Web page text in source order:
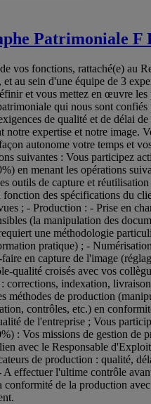
Patrimoniale F
vos fonctions, rattaché(e) au
au sein d'une équipe de 3
et vous mettez en œuvre les
qui nous sont confiés
de qualité et de délai de
notre expertise et notre image.
autonome votre temps et
suivantes : Vous participez
en menant les opérations
outils de capture et
fonction des spécifications du
; - Production : - Prise en
(la manipulation des
une méthodologie
pratique) ; -
en capture de l'image
qualité croisés avec vos
corrections, indexation,
méthodes de production
contrôles, etc.) en
de l'entreprise ; Vous
: Vos missions de gestion de
avec le Responsable
de production : qualité,
A effectuer l'ultime contrôle
de la production